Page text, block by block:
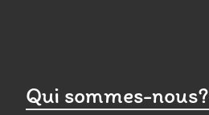
Qui sommes-nous?